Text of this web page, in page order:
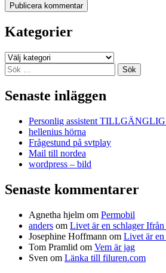
Kategorier
Kategorier
Sök
efter:
Senaste inläggen
Personlig assistent
hellenius hörna
Frågestund på svtplay
Mail till nordea
wordpress – bild
Senaste kommentarer
Agnetha hjelm om Permobil
anders om Livet är en schlager
Josephine Hoffmann om Livet är
Tom Pramlid om Vem är jag
Sven om Länka till filuren.com